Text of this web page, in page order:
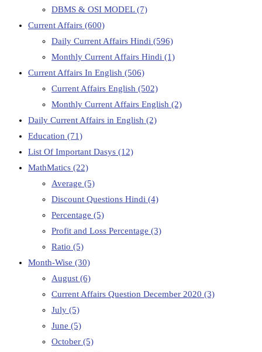
DBMS & OSI MODEL(7)
Current Affairs (600)
Daily Current Affairs Hindi (596)
Monthly Current Affairs Hindi (1)
Current Affairs In English (506)
Current Affairs English (502)
Monthly Current Affairs English (2)
Daily Current Affairs in English (2)
Education (71)
List Of Important Dasys (12)
MathMatics (22)
Average (5)
Discount Questions Hindi (4)
Percentage (5)
Profit and Loss Percentage (3)
Ratio (5)
Month-Wise (30)
August (6)
Current Affairs Question December 2020 (3)
July (5)
June (5)
October (5)